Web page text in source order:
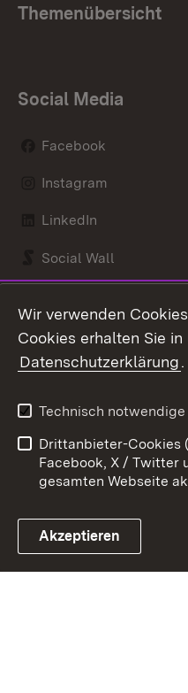
Themenübersicht
Social Media
Facebook
Instagram
LinkedIn
Social Wall
Link zum Landesportal
Kontakt
Impressum
Wir verwenden
Cookies erhalten Sie in
Datenschutzerklärung.
Technisch
Drittanbieter-Cookies
Facebook, X / Twitter
gesamten Webseite
Akzeptieren